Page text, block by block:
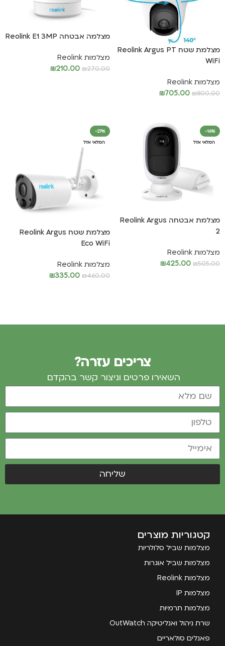
מצלמת שטח Reolink Argus PT
WiFi
מצלמות Reolink
₪800.00
₪705.00
מצלמה אבטחה Reolink E1 3MP
מצלמות Reolink
₪270.00
₪210.00
-16%
המלאי אזל
מצלמת אבטחה Reolink Argus
2
מצלמות Reolink
₪505.00
₪425.00
-27%
המלאי אזל
מצלמת שטח Reolink Argus
Eco WiFi
מצלמות Reolink
₪460.00
₪335.00
שליחה
צריכים עזרה?
השאירו פרטים וניצור קשר בהקדם
קטגוריות מוצרים
מצלמות שביל סלולריות
מצלמות שביל אוגרות
מצלמות Reolink
מצלמות IP
מצלמות תרמיות
שרת ניהול ואנליטיקה OutWatch
פאנלים סולאריים